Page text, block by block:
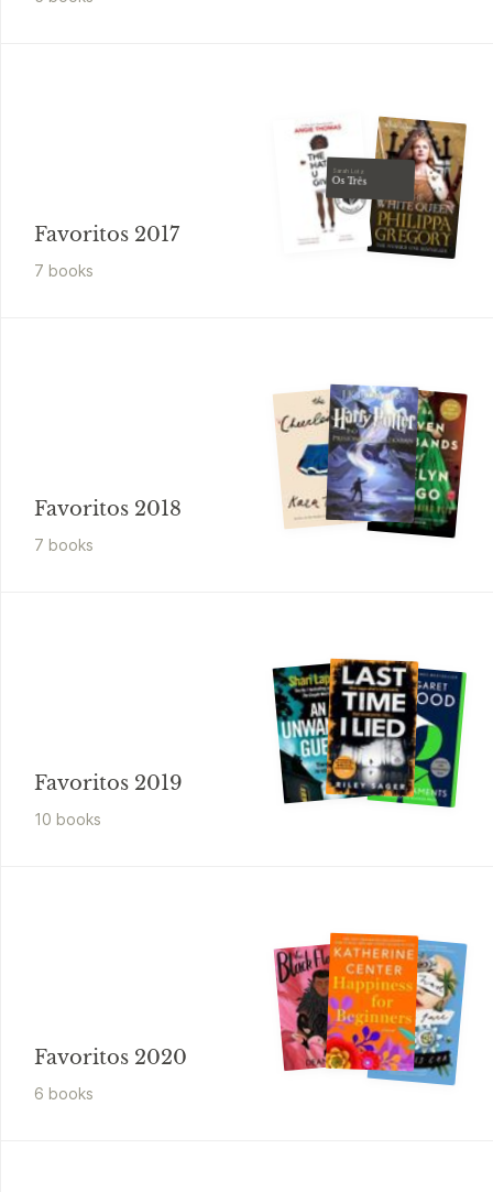
Favoritos 2017
7 books
Sarah Lotz
Os Três
Favoritos 2018
7 books
Favoritos 2019
10 books
Favoritos 2020
6 books